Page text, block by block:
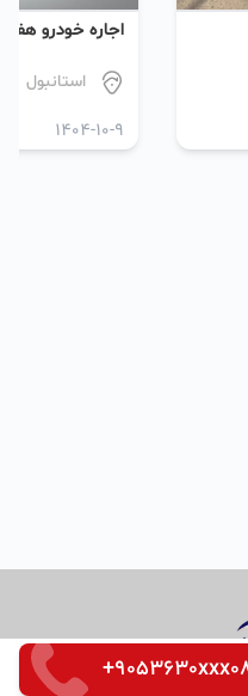
اجاره خودرو
استانبول
1404-10-9